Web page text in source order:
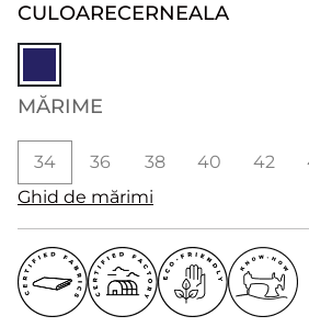
CULOARECERNEALA
MĂRIME
34 36 38 40 42
Ghid de mărimi